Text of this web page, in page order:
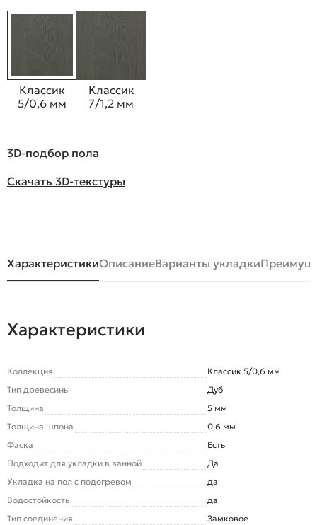
Классик
5/0,6 мм
Классик
7/1,2 мм
3D-подбор пола
Скачать 3D-текстуры
ХарактеристикиОписаниеВарианты укладки
Характеристики
Коллекция
Классик 5/0,6 мм
Тип древесины
Дуб
Толщина
5 мм
Толщина шпона
0,6 мм
Фаска
Есть
Подходит для укладки в ванной
Да
Укладка на пол c подогревом
да
Водостойкость
да
Тип соединения
Замковое